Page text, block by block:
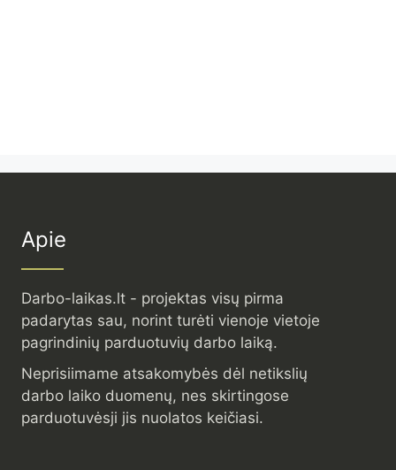
Apie
Darbo-laikas.lt - projektas visų pirma
padarytas sau, norint turėti vienoje vietoje
pagrindinių parduotuvių darbo laiką.
Neprisiimame atsakomybės dėl netikslių
darbo laiko duomenų, nes skirtingose
parduotuvėsji jis nuolatos keičiasi.